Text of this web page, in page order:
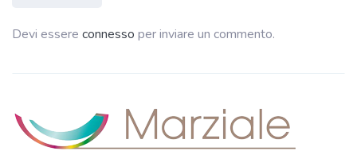
Devi essere connesso per inviare un commento.